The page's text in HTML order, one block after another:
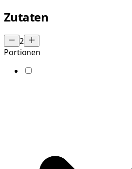
Zutaten
2
Portionen